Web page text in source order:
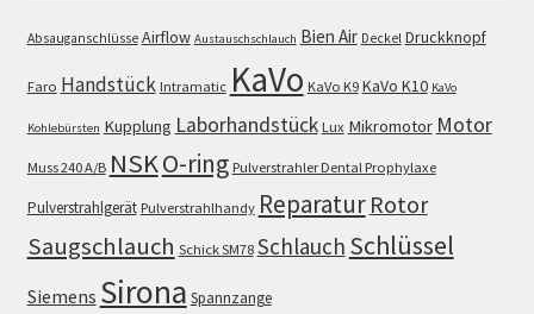
Absauganschlüsse Airflow Austauschschlauch Bien Air Deckel Druckknopf
Faro Handstück Intramatic KaVo KaVo K9 KaVo K10 KaVo
Kohlebürsten Kupplung Laborhandstück Lux Mikromotor Motor
Muss 240 A/B NSKO-ring Pulverstrahler Dental Prophylaxe
Pulverstrahlgerät Pulverstrahlhandy Reparatur Rotor
Saugschlauch Schick SM78 Schlauch Schlüssel
Siemens Sirona Spannzange